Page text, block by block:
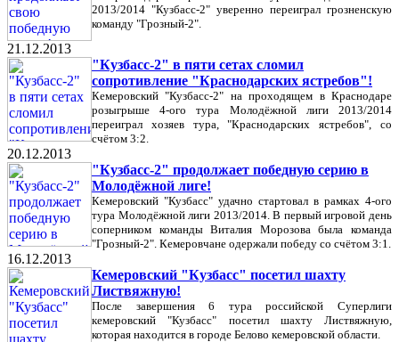
2013/2014 "Кузбасс-2" уверенно переиграл грозненскую
команду "Грозный-2".
21.12.2013
"Кузбасс-2" в пяти сетах сломил
сопротивление "Краснодарских ястребов"!
Кемеровский "Кузбасс-2" на проходящем в Краснодаре
розыгрыше 4-ого тура Молодёжной лиги 2013/2014
переиграл хозяев тура, "Краснодарских ястребов", со
счётом 3:2.
20.12.2013
"Кузбасс-2" продолжает победную серию в
Молодёжной лиге!
Кемеровский "Кузбасс" удачно стартовал в рамках 4-ого
тура Молодёжной лиги 2013/2014. В первый игровой день
соперником команды Виталия Морозова была команда
"Грозный-2". Кемеровчане одержали победу со счётом 3:1.
16.12.2013
Кемеровский "Кузбасс" посетил шахту
Листвяжную!
После завершения 6 тура российской Суперлиги
кемеровский "Кузбасс" посетил шахту Листвяжную,
которая находится в городе Белово кемеровской области.